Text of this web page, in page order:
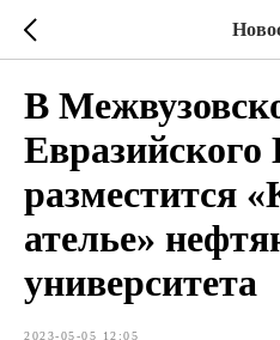
В
разместится
ателье»
университета
2023-05-05 12:05